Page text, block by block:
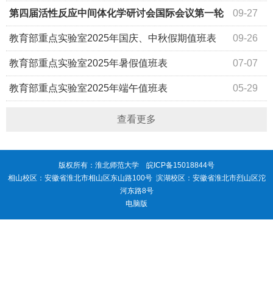
09-27
第四届活性反应中间体化学研讨会国际会议第一轮
通知 09-26
教育部重点实验室2025年国庆、中秋假期值班表
07-07
教育部重点实验室2025年暑假值班表
05-29
教育部重点实验室2025年端午值班表
查看更多
版权所有：淮北师范大学 皖ICP备15018844号
相山校区：安徽省淮北市相山区东山路100号 滨湖校区：安徽省淮北市烈山区沱
河东路8号
电脑版